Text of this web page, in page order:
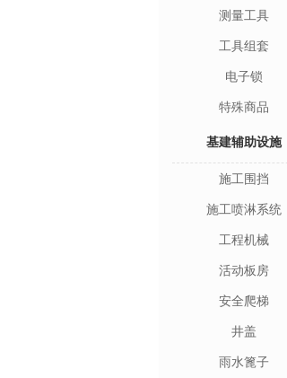
测量工具
工具组套
电子锁
特殊商品
基建辅助设施
施工围挡
施工喷淋系统
工程机械
活动板房
安全爬梯
井盖
雨水篦子